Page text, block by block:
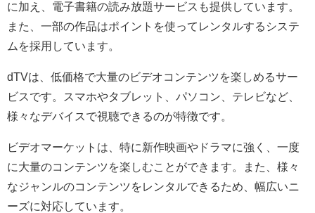
に加え、電子書籍の読み放題サービスも提供しています。
また、一部の作品はポイントを使ってレンタルするシステ
ムを採用しています。
dTVは、低価格で大量のビデオコンテンツを楽しめるサー
ビスです。スマホやタブレット、パソコン、テレビなど、
様々なデバイスで視聴できるのが特徴です。
ビデオマーケットは、特に新作映画やドラマに強く、一度
に大量のコンテンツを楽しむことができます。また、様々
なジャンルのコンテンツをレンタルできるため、幅広いニ
ーズに対応しています。